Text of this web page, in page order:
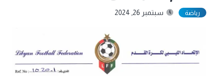
رياضة سبتمبر 26, 2024